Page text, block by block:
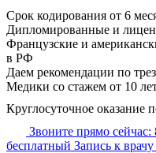
Срок кодирования от 6
Дипломированные и
Французские и
в РФ
Даем рекомендации по
Медики со стажем от 10
Круглосуточное
Звоните прямо сейчас:
бесплатный Запись к